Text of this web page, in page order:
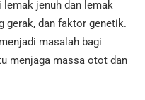
jenuh dan lemak
gerak, dan faktor genetik.
masalah bagi
menjaga massa otot dan